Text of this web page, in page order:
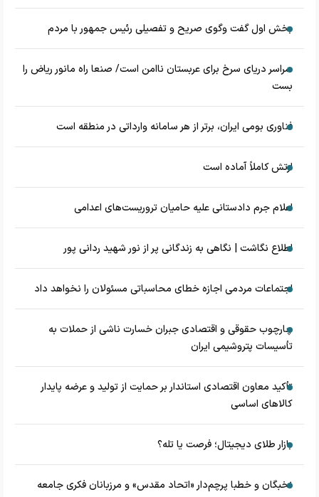
بخش اول گفت وگوی صریح و تفصیلی رئیس جمهور با مردم
سراسر دریای سرخ برای عربستان ناامن است/ صنعا راه مانور ریاض را
بست
فناوری بومی ایران، برتر از هر سامانه وارداتی در منطقه است
ارتش کاملاً آماده است
اعلام جرم دادستانی علیه حامیان تروریست‌های اعدامی
اطلاع نگاشت | نگاهی به زندگانی پر از نور شهید ردانی پور
اجتماعات مردمی اجازه خطای محاسباتی مسئولان را نخواهد داد
چارچوب حقوقی و اقتصادی جبران خسارت ناشی از حملات به
تأسیسات پتروشیمی ایران
تأکید معاون اقتصادی استاندار بر حمایت از تولید و عرضه پایدار
کالاهای اساسی
بازار طلای دیجیتال؛ فرصت یا تله؟
نخبگان و خطبا پرچم‌دار «اتحاد مقدس» و مرزبانان فکری جامعه